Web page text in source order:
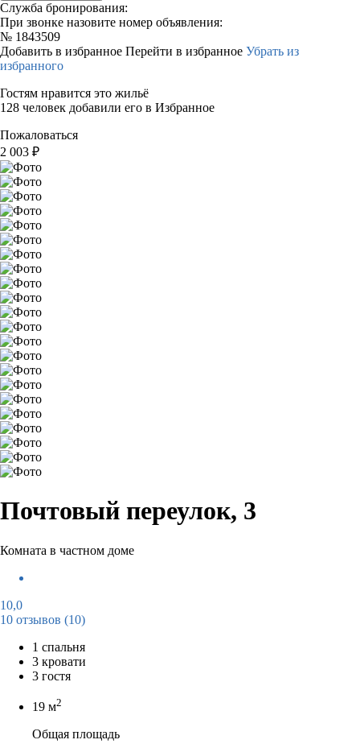
Служба бронирования:
При звонке назовите номер объявления:
№ 1843509
Добавить в избранное Перейти в избранное Убрать из
избранного
Гостям нравится это жильё
128 человек добавили его в Избранное
Пожаловаться
2 003 ₽
Почтовый переулок, 3
Комната в частном доме
10,0
10 отзывов (10)
1 спальня
3 кровати
3 гостя
19 м2
Общая площадь